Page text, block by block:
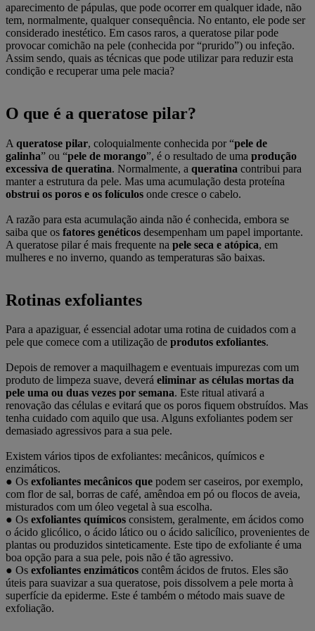
aparecimento de pápulas, que pode ocorrer em qualquer idade, não
tem, normalmente, qualquer consequência. No entanto, ele pode ser
considerado inestético. Em casos raros, a queratose pilar pode
provocar comichão na pele (conhecida por “prurido”) ou infeção.
Assim sendo, quais as técnicas que pode utilizar para reduzir esta
condição e recuperar uma pele macia?
O que é a queratose pilar?
A queratose pilar, coloquialmente conhecida por “pele de
galinha” ou “pele de morango”, é o resultado de uma produção
excessiva de queratina. Normalmente, a queratina contribui para
manter a estrutura da pele. Mas uma acumulação desta proteína
obstrui os poros e os folículos onde cresce o cabelo.
A razão para esta acumulação ainda não é conhecida, embora se
saiba que os fatores genéticos desempenham um papel importante.
A queratose pilar é mais frequente na pele seca e atópica, em
mulheres e no inverno, quando as temperaturas são baixas.
Rotinas exfoliantes
Para a apaziguar, é essencial adotar uma rotina de cuidados com a
pele que comece com a utilização de produtos exfoliantes.
Depois de remover a maquilhagem e eventuais impurezas com um
produto de limpeza suave, deverá eliminar as células mortas da
pele uma ou duas vezes por semana. Este ritual ativará a
renovação das células e evitará que os poros fiquem obstruídos. Mas
tenha cuidado com aquilo que usa. Alguns exfoliantes podem ser
demasiado agressivos para a sua pele.
Existem vários tipos de exfoliantes: mecânicos, químicos e
enzimáticos.
● Os exfoliantes mecânicos que podem ser caseiros, por exemplo,
com flor de sal, borras de café, amêndoa em pó ou flocos de aveia,
misturados com um óleo vegetal à sua escolha.
● Os exfoliantes químicos consistem, geralmente, em ácidos como
o ácido glicólico, o ácido lático ou o ácido salicílico, provenientes de
plantas ou produzidos sinteticamente. Este tipo de exfoliante é uma
boa opção para a sua pele, pois não é tão agressivo.
● Os exfoliantes enzimáticos contêm ácidos de frutos. Eles são
úteis para suavizar a sua queratose, pois dissolvem a pele morta à
superfície da epiderme. Este é também o método mais suave de
exfoliação.